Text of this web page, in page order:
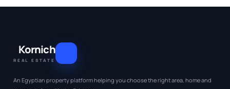
Kornich
REAL ESTATE
An Egyptian property platform helping you choose the right area, home and